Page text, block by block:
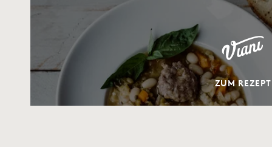
ZUM REZEPT